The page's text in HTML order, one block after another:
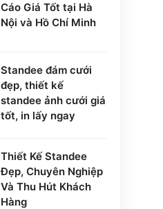
Cáo Giá Tốt tại Hà
Nội và Hồ Chí Minh
Standee đám cưới
đẹp, thiết kế
standee ảnh cưới giá
tốt, in lấy ngay
Thiết Kế Standee
Đẹp, Chuyên Nghiệp
Và Thu Hút Khách
Hàng